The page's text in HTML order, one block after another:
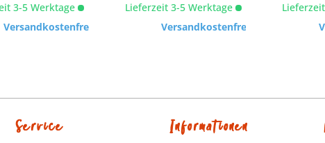
Versandkostenfrei
3-5 Werktage
Versandkostenfrei
Lieferzeit 3-5 Werktage
Service Informationen